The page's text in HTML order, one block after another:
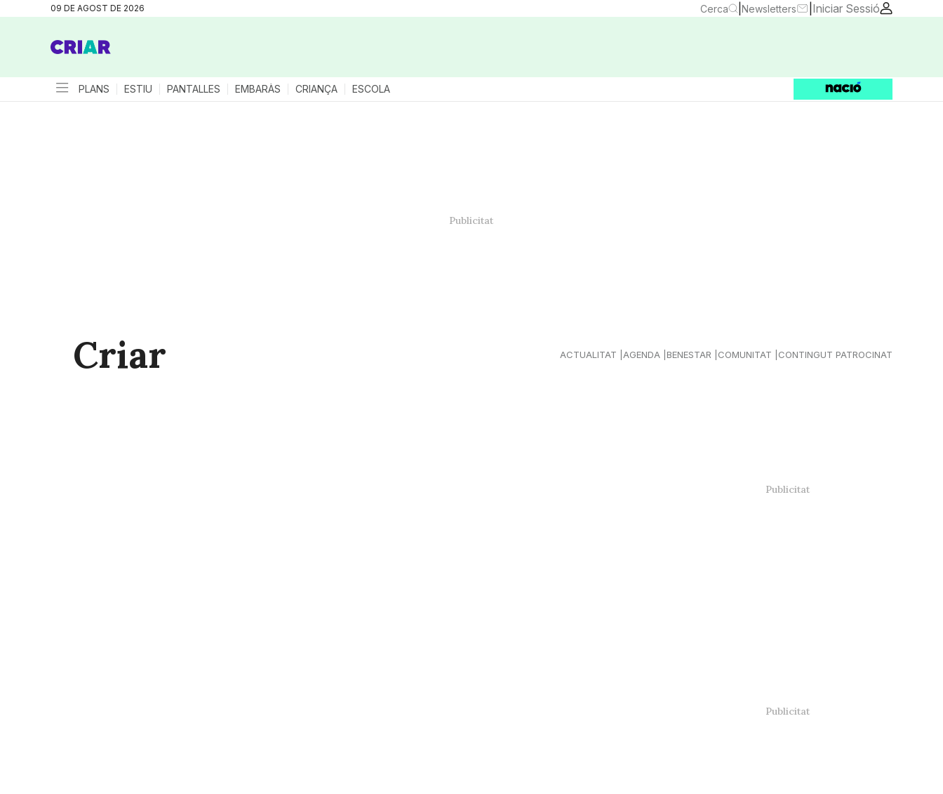
09 DE AGOST DE 2026 Cerca Newsletters Iniciar Sessió
PLANS ESTIU PANTALLES EMBARÀS CRIANÇA ESCOLA
Criar ACTUALITAT AGENDA BENESTAR COMUNITAT CONTINGUT PATROCINAT